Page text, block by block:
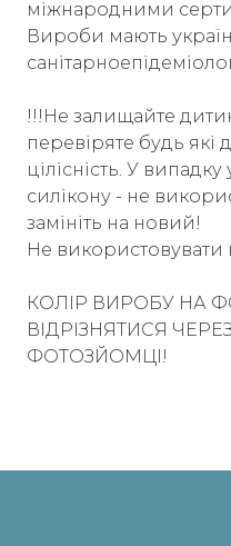
міжнародними
Вироби мають
!!!Не залищайте
перевіряте будь які
цілісність. У
силікону - не
замініть на новий!
Не використовувати
КОЛІР ВИРОБУ НА
ВІДРІЗНЯТИСЯ
ФОТОЗЙОМЦІ!